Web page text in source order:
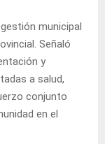
municipal
Señaló
y
a salud,
conjunto
en el